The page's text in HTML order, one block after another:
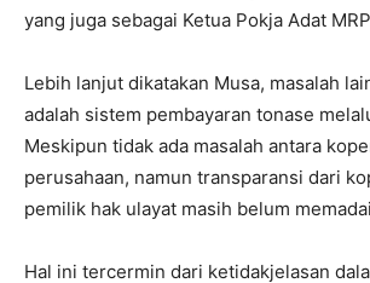
yang juga sebagai Ketua Pokja Adat
Lebih lanjut dikatakan Musa, masalah
adalah sistem pembayaran tonase
Meskipun tidak ada masalah antara
perusahaan, namun transparansi dari
pemilik hak ulayat masih belum
Hal ini tercermin dari ketidakjelasan